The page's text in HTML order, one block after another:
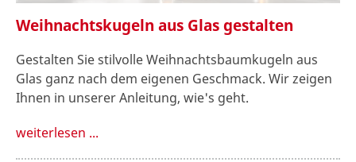
Weihnachtskugeln aus Glas gestalten
Gestalten Sie stilvolle Weihnachtsbaumkugeln aus
Glas ganz nach dem eigenen Geschmack. Wir zeigen
Ihnen in unserer Anleitung, wie's geht.
weiterlesen ...